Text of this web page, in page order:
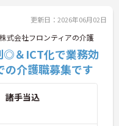
ます。その
の時間も
方は、お気
更新日：2026年06月02日
株式会社フロンティアの介護
◎＆ICT化で業務効
介護職募集です
手当込